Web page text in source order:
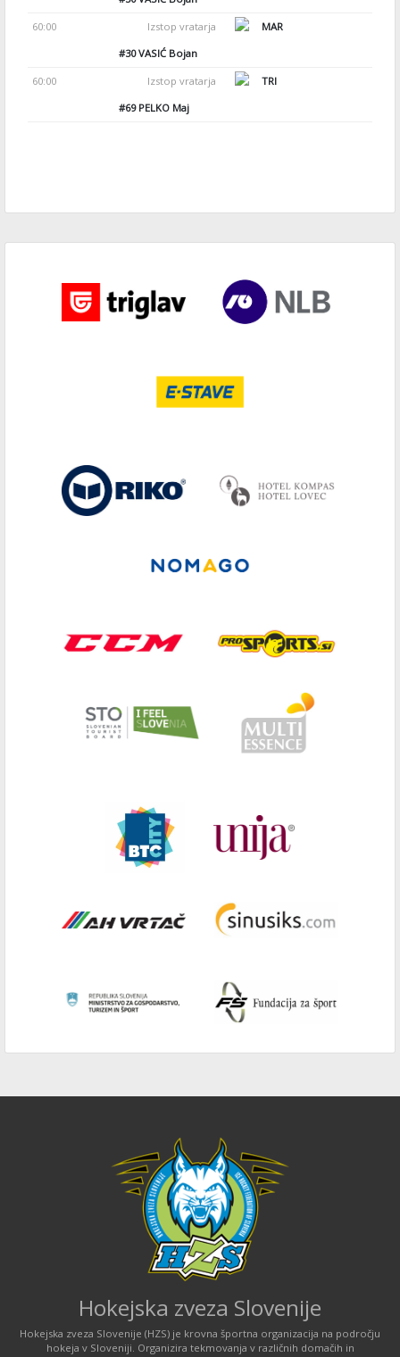
60:00 Izstop vratarja
MAR
#30VASIĆ Bojan
60:00 Izstop vratarja
TRI
#69PELKO Maj
Hokejska zveza Slovenije
Hokejska zveza Slovenije (HZS) je krovna športna organizacija na področju
hokeja v Sloveniji. Organizira tekmovanja v različnih domačih in